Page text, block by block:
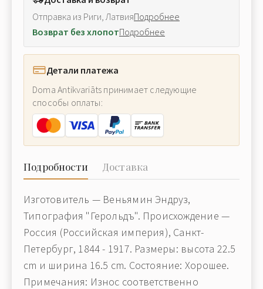
Отправка из Риги, ЛатвияПодробнее
Возврат без хлопотПодробнее
Детали платежа
Doma Antikvariāts принимает следующие
способы оплаты:
Подробности Доставка
Изготовитель — Веньямин Эндруз,
Типография "Герольдъ". Происхождение —
Россия (Российская империя), Санкт-
Петербург, 1844 - 1917. Размеры: высота 22.5
cm и ширина 16.5 cm. Состояние: Хорошее.
Примечания: Износ соответственно